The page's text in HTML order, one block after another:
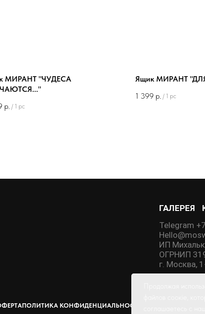
МИРАНТ "ЧУДЕСА
р. / 1 pc
Ящик МИРАНТ
1 399 р. / 1 pc
ГАЛЕРЕЯ
Telegram
ИП
ОГРНИП
г. Москва,
ПОЛИТИКА КОНФИДЕНЦИАЛЬНОСТИ